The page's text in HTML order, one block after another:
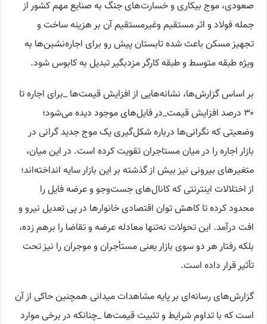
صعودی، موج بیکاری و خسارت‌های جنگ به صنایع مهم کشور از
جمله فولاد و اثر مستقیم وغیرمستقیم آن بر هزینه ساخت و
تجهیز مسکن باعث شده تابستان پیش رو برای اجاره‌نشین‌ها به
ویژه طبقه متوسط و طبقه کارگر مزدبگیر تبدیل به کابوس شود.
بر اساس گزارش‌ها، نشانه‌هایی از افزایش قیمت‌ها _برای اجاره تا
۳۰ درصد افزایش قیمت_در فایل‌های موجود دیده می‌شود؛
وضعیتی که نگرانی‌ها درباره شکل‌گیری یک موج جدید گرانی در
بازار اجاره را در میان مستاجران تقویت کرده است. در این میان،
متغیرهای بیرونی نیز بیش از گذشته بر این بازار سایه انداخته‌اند؛
از اختلالات اینترنتی که کانال‌های جست‌وجو و عرضه فایل را
محدود کرده تا کاهش توان اقتصادی خانوارها در پی تعدیل نیرو و
افت درآمد. این تحولات نه‌تنها معادله عرضه و تقاضا را برهم زده،
بلکه رفتار هر دو سوی بازار یعنی مستأجران و موجران را نیز تحت
تأثیر قرار داده است.
گزارش‌های رسانه‌ای بر پایه مشاهدات میدانی همچنین حاکی از آن
است که با تداوم شرایط و تثبیت قیمت‌ها _چنانکه در برخی موارد